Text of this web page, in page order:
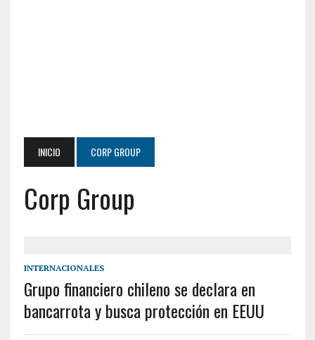
INICIO CORP GROUP
Corp Group
INTERNACIONALES
Grupo financiero chileno se declara en
bancarrota y busca protección en EEUU